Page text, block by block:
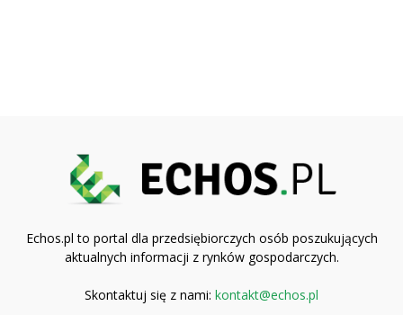
Echos.pl to portal dla przedsiębiorczych osób poszukujących
aktualnych informacji z rynków gospodarczych.
Skontaktuj się z nami: kontakt@echos.pl